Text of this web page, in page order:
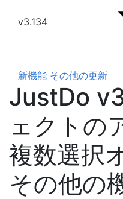
v3.134
新機能 その他の更新
JustDo
ェクトの
複数選択
その他の